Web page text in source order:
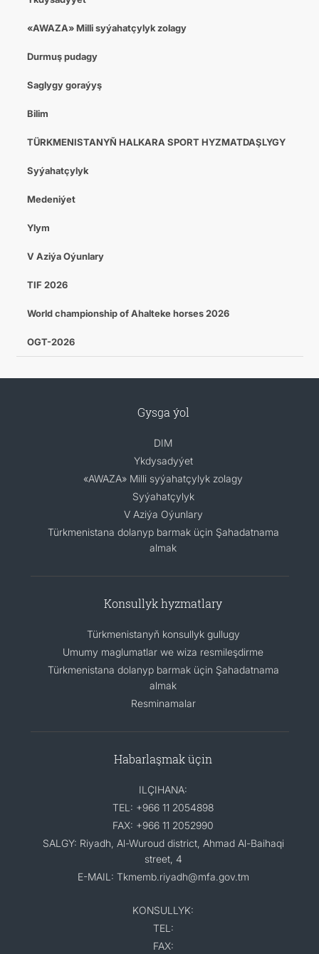
«AWAZA» Milli syýahatçylyk zolagy
Durmuş pudagy
Saglygy goraýyş
Bilim
TÜRKMENISTANYŇ HALKARA SPORT HYZMATDAŞLYGY
Syýahatçylyk
Medeniýet
Ylym
V Aziýa Oýunlary
TIF 2026
World championship of Ahalteke horses 2026
OGT-2026
Gysga ýol
DIM
Ykdysadyýet
«AWAZA» Milli syýahatçylyk zolagy
Syýahatçylyk
V Aziýa Oýunlary
Türkmenistana dolanyp barmak üçin Şahadatnama
almak
Konsullyk hyzmatlary
Türkmenistanyň konsullyk gullugy
Umumy maglumatlar we wiza resmileşdirme
Türkmenistana dolanyp barmak üçin Şahadatnama
almak
Resminamalar
Habarlaşmak üçin
ILÇIHANA:
TEL: +966 11 2054898
FAX: +966 11 2052990
SALGY: Riyadh, Al-Wuroud district, Ahmad Al-Baihaqi
street, 4
E-MAIL: Tkmemb.riyadh@mfa.gov.tm
KONSULLYK:
TEL:
FAX: